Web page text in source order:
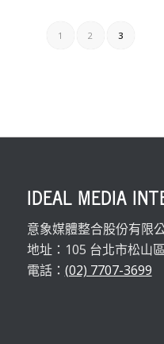
1 2 3
IDEAL MEDIA
意象媒體整合股份有限
地址：105 台北市松山
電話： (02) 7707-3699